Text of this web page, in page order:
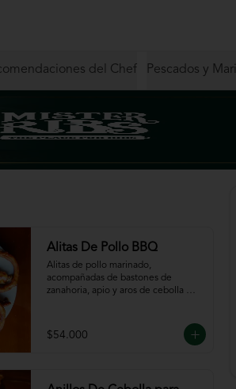
del Chef Pescados y
Alitas De Pollo BBQ
Alitas de pollo marinado,
acompañadas de bastones de
zanahoria, apio y aros de cebolla
$54.000